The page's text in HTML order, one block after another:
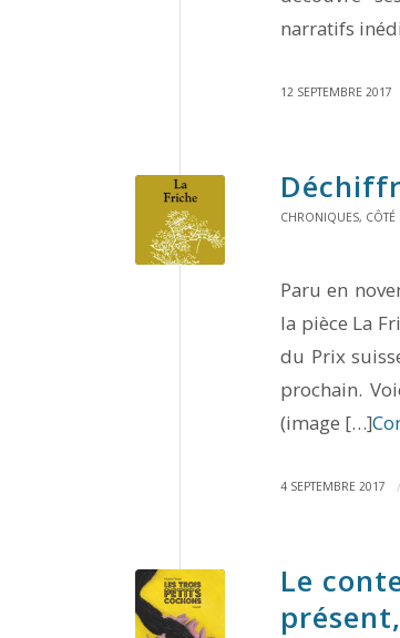
narratifs
12 SEPTEMBRE 2017
CHRONIQUES, CÔTÉ
Paru en
la pièce La
du Prix
prochain.
(image […]
4 SEPTEMBRE 2017 /
Le